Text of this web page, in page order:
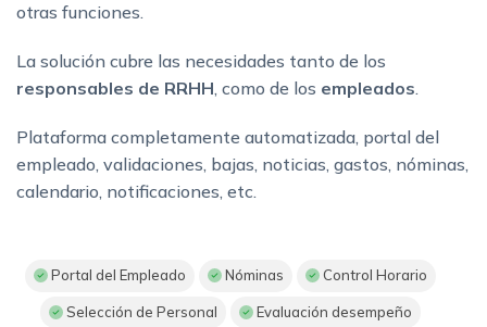
otras funciones.
La solución cubre las necesidades tanto de los
responsables de RRHH, como de los empleados.
Plataforma completamente automatizada, portal del
empleado, validaciones, bajas, noticias, gastos, nóminas,
calendario, notificaciones, etc.
Portal del Empleado Nóminas Control Horario
Selección de Personal Evaluación desempeño